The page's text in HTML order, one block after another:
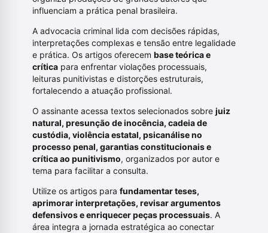
influenciam a prática penal brasileira.
A advocacia criminal lida com decisões rápidas,
interpretações complexas e tensão entre legalidade
e prática. Os artigos oferecem base teórica e
crítica para enfrentar violações processuais,
leituras punitivistas e distorções estruturais,
fortalecendo a atuação profissional.
O assinante acessa textos selecionados sobre juiz
natural, presunção de inocência, cadeia de
custódia, violência estatal, psicanálise no
processo penal, garantias constitucionais e
crítica ao punitivismo, organizados por autor e
tema para facilitar a consulta.
Utilize os artigos para fundamentar teses,
aprimorar interpretações, revisar argumentos
defensivos e enriquecer peças processuais. A
área integra a jornada estratégica ao conectar